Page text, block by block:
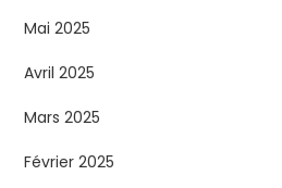
Mai 2025
Avril 2025
Mars 2025
Février 2025